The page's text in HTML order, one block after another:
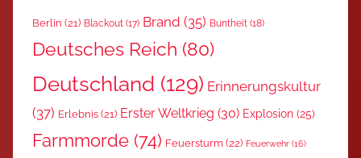
Berlin (21) Blackout (17) Brand (35) Buntheit (18)
Deutsches Reich (80)
Deutschland (129) Erinnerungskultur
(37) Erlebnis (21) Erster Weltkrieg (30) Explosion (25)
Farmmorde (74) Feuersturm (22) Feuerwehr (16)